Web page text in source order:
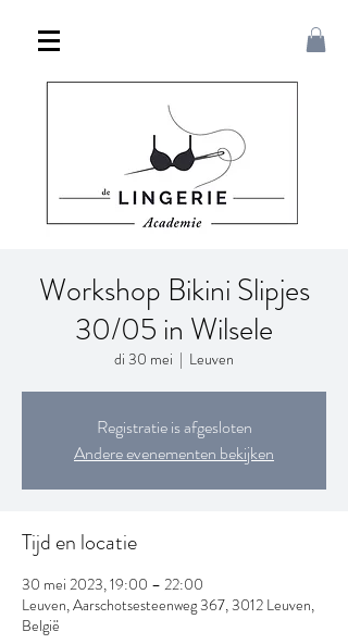
Workshop Bikini Slipjes
30/05 in Wilsele
di 30 mei
  |
Leuven
Registratie is afgesloten
Andere evenementen bekijken
Tijd en locatie
30 mei 2023, 19:00 – 22:00
Leuven, Aarschotsesteenweg 367, 3012 Leuven,
België